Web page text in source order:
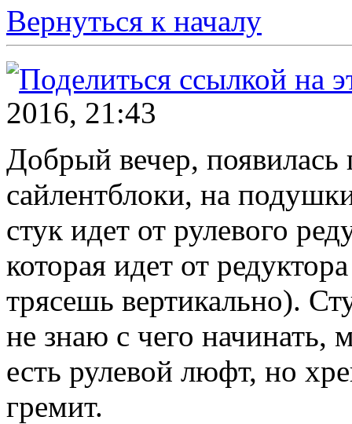
Вернуться к началу
2016, 21:43
Добрый вечер,
сайлентблоки, на
стук идет от рулевого
которая идет от
трясешь вертикально).
не знаю с чего начинать,
есть рулевой люфт, но
гремит.